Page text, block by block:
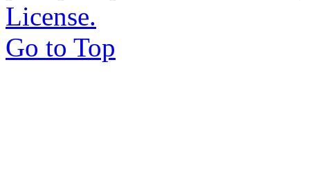
License.
Go to Top